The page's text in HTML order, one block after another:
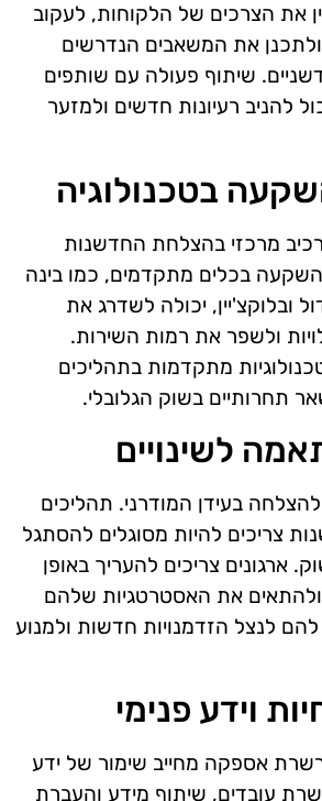
את הצרכים של הלקוחות, לעקוב
את המשאבים הנדרשים
שיתוף פעולה עם שותפים
להניב רעיונות חדשים ולמזער
בטכנולוגיה
מרכזי בהצלחת החדשנות
בכלים מתקדמים, כמו בינה
ובלוקצ'יין, יכולה לשדרג את
ולשפר את רמות השירות.
מתקדמות בתהליכים
תחרותיים בשוק הגלובלי.
לשינויים
בעידן המודרני. תהליכים
צריכים להיות מסוגלים להסתגל
ארגונים צריכים להעריך באופן
ולהתאים את האסטרטגיות שלהם
לנצל הזדמנויות חדשות ולמנוע
וידע פנימי
אספקה מחייב שימור של ידע
עובדים, שיתוף מידע והעברת